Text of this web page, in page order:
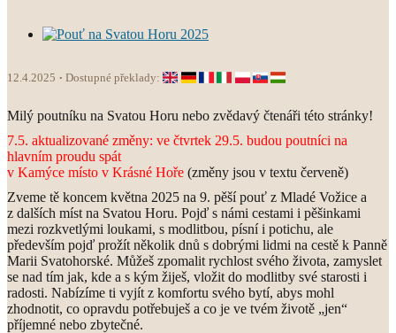
12.4.2025 Dostupné překlady:
Milý poutníku na Svatou Horu nebo zvědavý čtenáři této stránky!
7.5. aktualizované změny: ve čtvrtek 29.5. budou poutníci na
hlavním proudu spát
v Kamýce místo v Krásné Hoře (změny jsou v textu červeně)
Zveme tě koncem května 2025 na 9. pěší pouť z Mladé Vožice a
z dalších míst na Svatou Horu. Pojď s námi cestami i pěšinkami
mezi rozkvetlými loukami, s modlitbou, písní i potichu, ale
především pojď prožít několik dnů s dobrými lidmi na cestě k Panně
Marii Svatohorské. Můžeš zpomalit rychlost svého života, zamyslet
se nad tím jak, kde a s kým žiješ, vložit do modlitby své starosti i
radosti. Nabízíme ti vyjít z komfortu svého bytí, abys mohl
zhodnotit, co opravdu potřebuješ a co je ve tvém životě „jen“
příjemné nebo zbytečné.